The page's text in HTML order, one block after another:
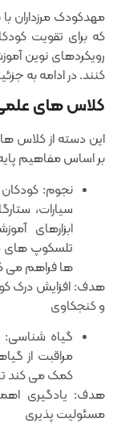
مهدکودک مرزداران
که برای تقویت
رویکردهای نوین
‌کنند. در ادامه به
کلاس‌ های
این دسته از کلاس
بر اساس مفاهیم
نجوم: کودکان
سیارات،
ابزارهای
تلسکوپ‌ های
‌ها فراهم می
هدف: افزایش درک
و کنجکاوی
گیاه ‌شناسی:
مراقبت از
کمک می‌ کند تا
هدف: یادگیری
مسئولیت ‌پذیری